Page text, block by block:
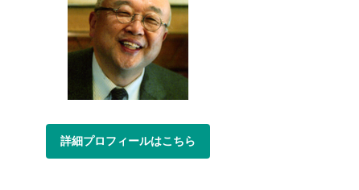
詳細プロフィールはこちら